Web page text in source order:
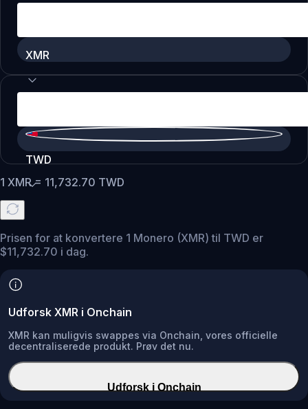
XMR
TWD
1 XMR= 11,732.70 TWD
Prisen for at konvertere 1 Monero (XMR) til TWD er
$11,732.70 i dag.
Udforsk XMR i Onchain
XMR kan muligvis swappes via Onchain, vores officielle
decentraliserede produkt. Prøv det nu.
Udforsk i Onchain